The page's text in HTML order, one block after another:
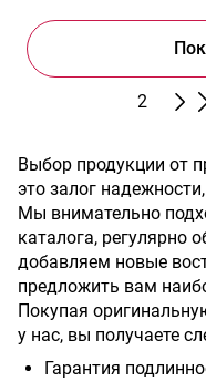
2
Выбор продукции от
это залог
Мы внимательно
каталога, регулярно
добавляем новые
предложить вам
Покупая
у нас, вы получаете
Гарантия